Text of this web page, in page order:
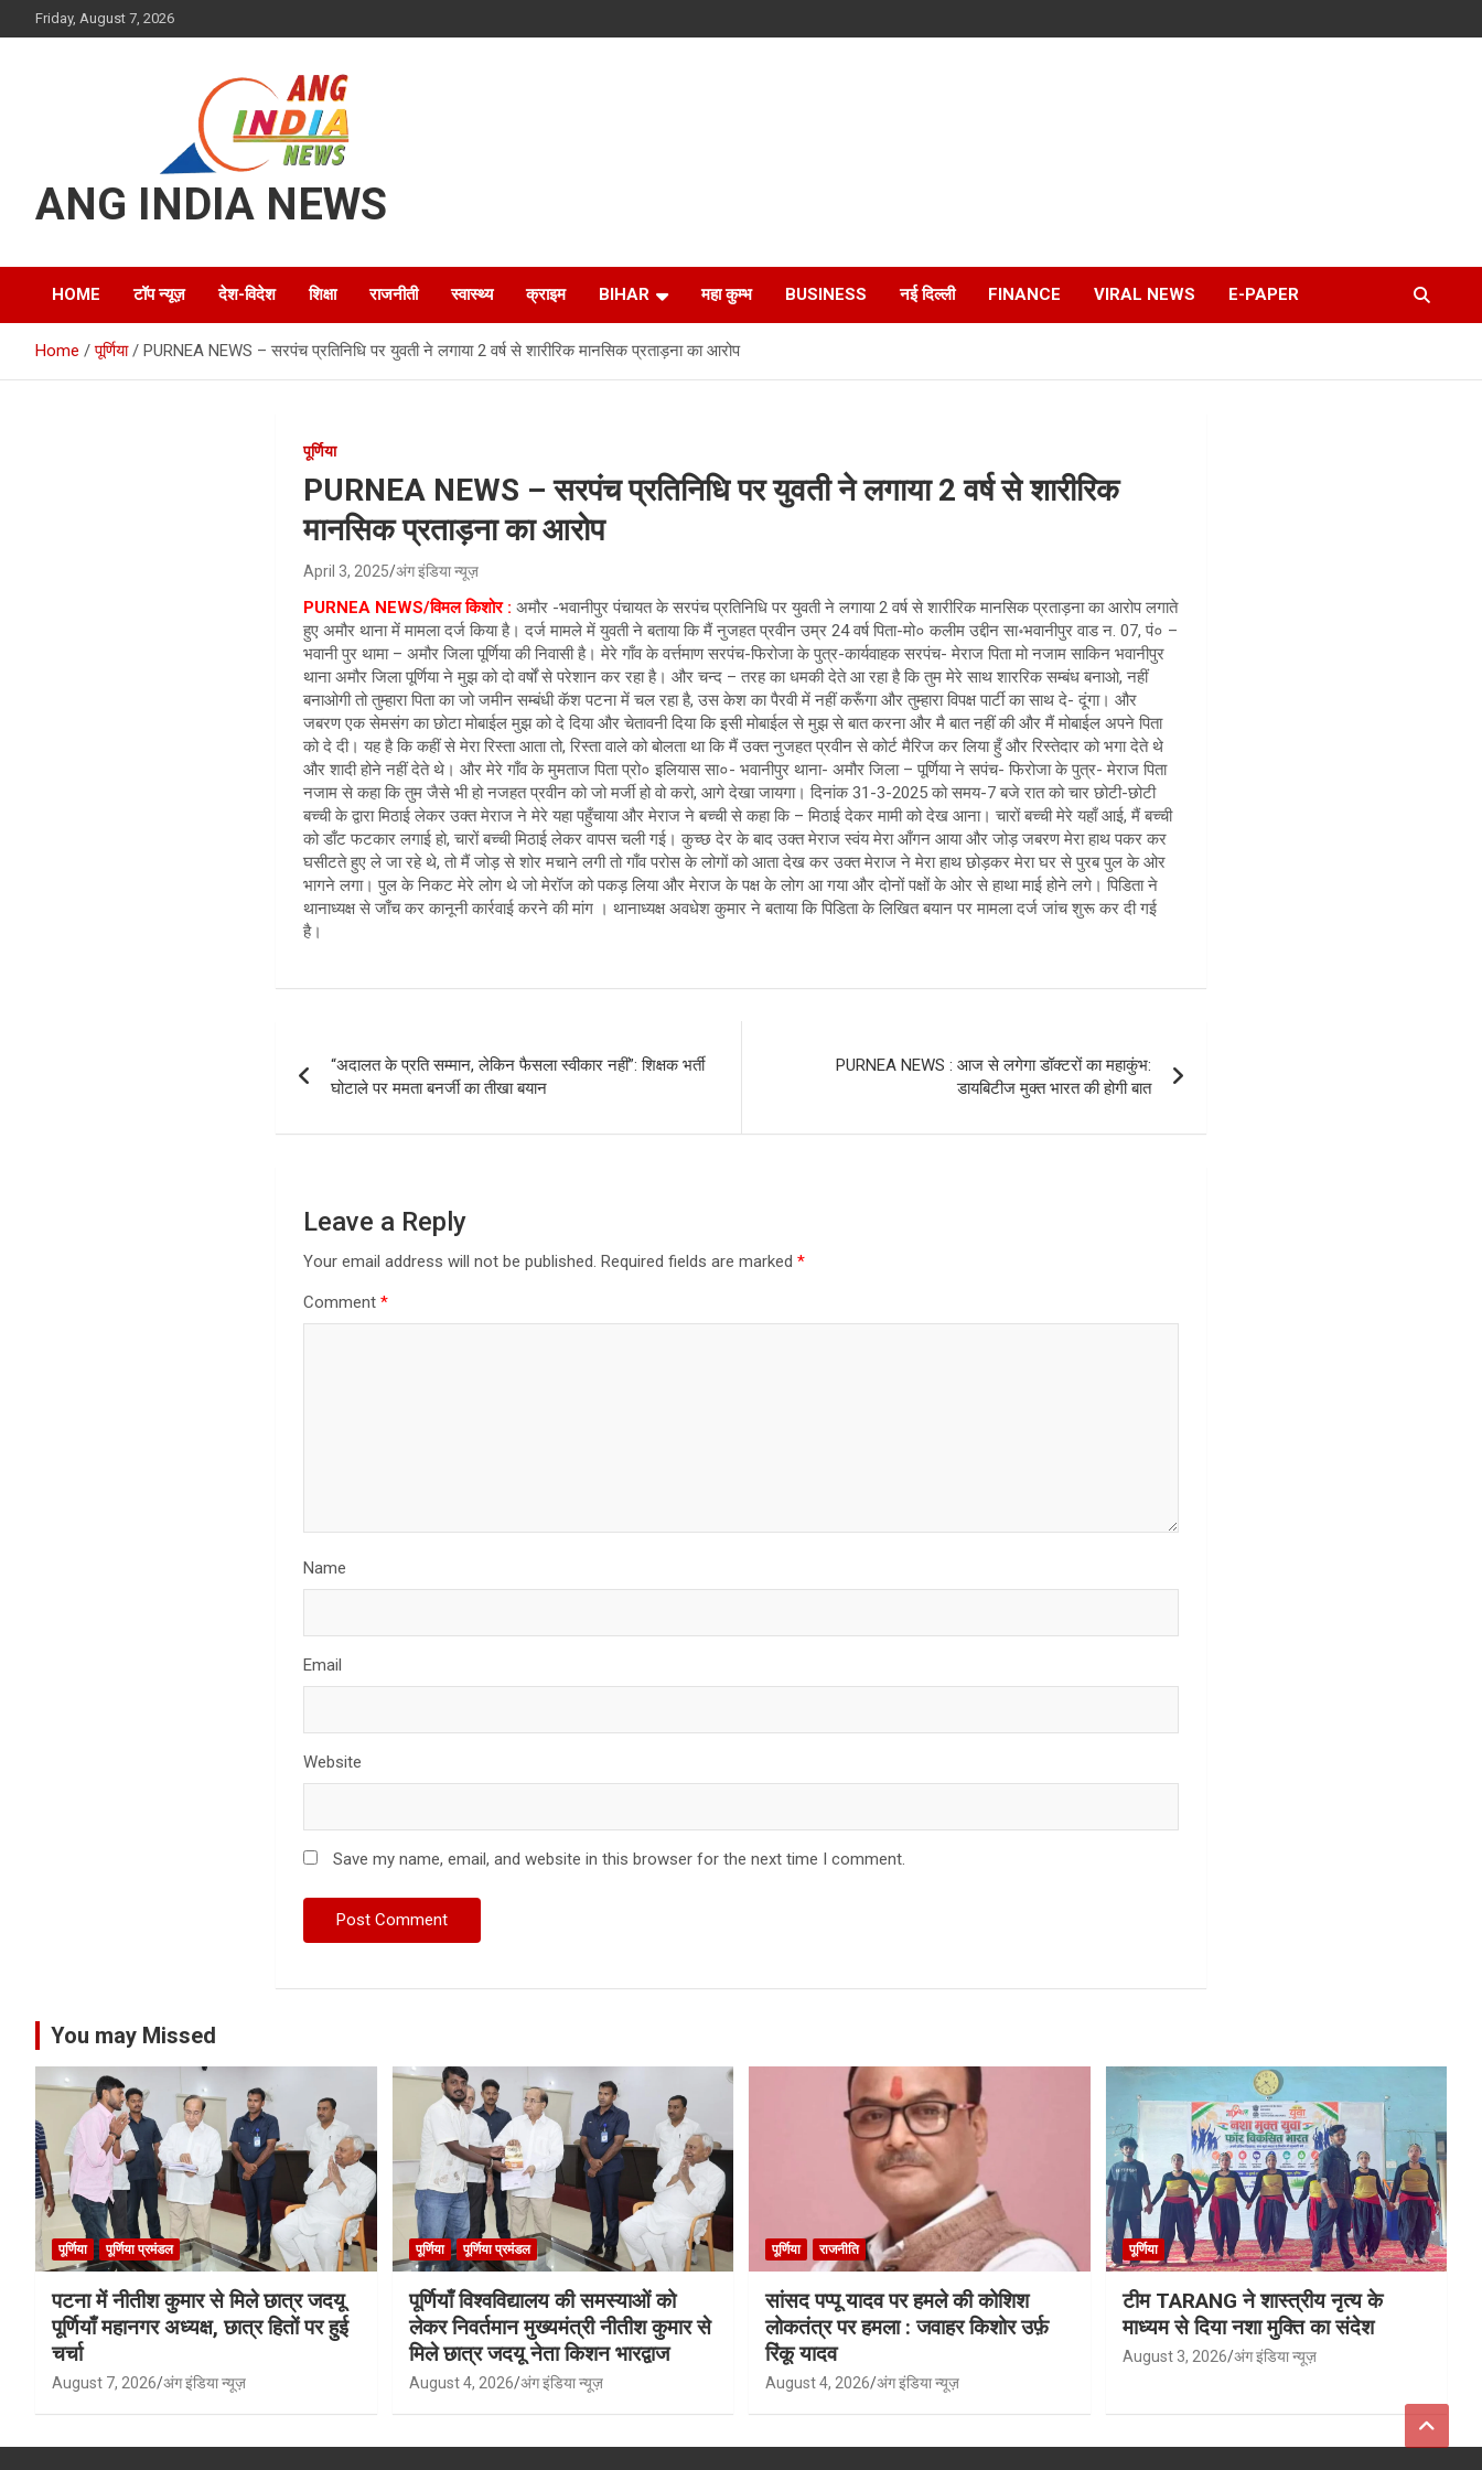
to
Friday, August 7, 2026
ANG INDIA NEWS
HOME टॉप न्यूज़ देश-विदेश शिक्षा राजनीती स्वास्थ्य क्राइम BIHAR महा कुम्भ BUSINESS नई दिल्ली FINANCE VIRAL NEWS E-PAPER
Home पूर्णिया PURNEA NEWS – सरपंच प्रतिनिधि पर युवती ने लगाया 2 वर्ष से शारीरिक मानसिक प्रताड़ना का आरोप
पूर्णिया
PURNEA NEWS – सरपंच प्रतिनिधि पर युवती ने लगाया 2 वर्ष से शारीरिक
मानसिक प्रताड़ना का आरोप
April 3, 2025 अंग इंडिया न्यूज़
PURNEA NEWS/विमल किशोर : अमौर -भवानीपुर पंचायत के सरपंच प्रतिनिधि पर युवती ने लगाया 2 वर्ष से शारीरिक मानसिक प्रताड़ना का आरोप लगाते
हुए अमौर थाना में मामला दर्ज किया है। दर्ज मामले में युवती ने बताया कि मैं नुजहत प्रवीन उम्र 24 वर्ष पिता-मो० कलीम उद्दीन सा॰भवानीपुर वाड न. 07, पं० –
भवानी पुर थामा – अमौर जिला पूर्णिया की निवासी है। मेरे गाँव के वर्त्तमाण सरपंच-फिरोजा के पुत्र-कार्यवाहक सरपंच- मेराज पिता मो नजाम साकिन भवानीपुर
थाना अमौर जिला पूर्णिया ने मुझ को दो वर्षों से परेशान कर रहा है। और चन्द – तरह का धमकी देते आ रहा है कि तुम मेरे साथ शाररिक सम्बंध बनाओ, नहीं
बनाओगी तो तुम्हारा पिता का जो जमीन सम्बंधी कॅश पटना में चल रहा है, उस केश का पैरवी में नहीं करूँगा और तुम्हारा विपक्ष पार्टी का साथ दे- दूंगा। और
जबरण एक सेमसंग का छोटा मोबाईल मुझ को दे दिया और चेतावनी दिया कि इसी मोबाईल से मुझ से बात करना और मै बात नहीं की और मैं मोबाईल अपने पिता
को दे दी। यह है कि कहीं से मेरा रिस्ता आता तो, रिस्ता वाले को बोलता था कि मैं उक्त नुजहत प्रवीन से कोर्ट मैरिज कर लिया हुँ और रिस्तेदार को भगा देते थे
और शादी होने नहीं देते थे। और मेरे गाँव के मुमताज पिता प्रो० इलियास सा०- भवानीपुर थाना- अमौर जिला – पूर्णिया ने सपंच- फिरोजा के पुत्र- मेराज पिता
नजाम से कहा कि तुम जैसे भी हो नजहत प्रवीन को जो मर्जी हो वो करो, आगे देखा जायगा। दिनांक 31-3-2025 को समय-7 बजे रात को चार छोटी-छोटी
बच्ची के द्वारा मिठाई लेकर उक्त मेराज ने मेरे यहा पहुँचाया और मेराज ने बच्ची से कहा कि – मिठाई देकर मामी को देख आना। चारों बच्ची मेरे यहाँ आई, मैं बच्ची
को डाँट फटकार लगाई हो, चारों बच्ची मिठाई लेकर वापस चली गई। कुच्छ देर के बाद उक्त मेराज स्वंय मेरा आँगन आया और जोड़ जबरण मेरा हाथ पकर कर
घसीटते हुए ले जा रहे थे, तो मैं जोड़ से शोर मचाने लगी तो गाँव परोस के लोगों को आता देख कर उक्त मेराज ने मेरा हाथ छोड़कर मेरा घर से पुरब पुल के ओर
भागने लगा। पुल के निकट मेरे लोग थे जो मेरॉज को पकड़ लिया और मेराज के पक्ष के लोग आ गया और दोनों पक्षों के ओर से हाथा माई होने लगे। पिडिता ने
थानाध्यक्ष से जाँच कर कानूनी कार्रवाई करने की मांग । थानाध्यक्ष अवधेश कुमार ने बताया कि पिडिता के लिखित बयान पर मामला दर्ज जांच शुरू कर दी गई
है।
navigation
“अदालत के प्रति सम्मान, लेकिन फैसला स्वीकार नहीं”: शिक्षक भर्ती
घोटाले पर ममता बनर्जी का तीखा बयान
PURNEA NEWS : आज से लगेगा डॉक्टरों का महाकुंभ:
डायबिटीज मुक्त भारत की होगी बात
Leave a Reply
Your email address will not be published. Required fields are marked*
Comment*
Name
Email
Website
Save my name, email, and website in this browser for the next time I comment.
You may Missed
पूर्णिया पूर्णिया प्रमंडल
पटना में नीतीश कुमार से मिले छात्र जदयू
पूर्णियाँ महानगर अध्यक्ष, छात्र हितों पर हुई
चर्चा
August 7, 2026 अंग इंडिया न्यूज़
पूर्णिया पूर्णिया प्रमंडल
पूर्णियाँ विश्वविद्यालय की समस्याओं को
लेकर निवर्तमान मुख्यमंत्री नीतीश कुमार से
मिले छात्र जदयू नेता किशन भारद्वाज
August 4, 2026 अंग इंडिया न्यूज़
पूर्णिया राजनीति
सांसद पप्पू यादव पर हमले की कोशिश
लोकतंत्र पर हमला : जवाहर किशोर उर्फ़
रिंकू यादव
August 4, 2026 अंग इंडिया न्यूज़
पूर्णिया
टीम TARANG ने शास्त्रीय नृत्य के
माध्यम से दिया नशा मुक्ति का संदेश
August 3, 2026 अंग इंडिया न्यूज़